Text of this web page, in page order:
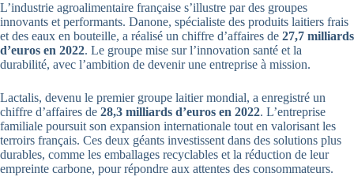
L’industrie agroalimentaire française s’illustre par des groupes
innovants et performants. Danone, spécialiste des produits laitiers frais
et des eaux en bouteille, a réalisé un chiffre d’affaires de 27,7 milliards
d’euros en 2022. Le groupe mise sur l’innovation santé et la
durabilité, avec l’ambition de devenir une entreprise à mission.
Lactalis, devenu le premier groupe laitier mondial, a enregistré un
chiffre d’affaires de 28,3 milliards d’euros en 2022. L’entreprise
familiale poursuit son expansion internationale tout en valorisant les
terroirs français. Ces deux géants investissent dans des solutions plus
durables, comme les emballages recyclables et la réduction de leur
empreinte carbone, pour répondre aux attentes des consommateurs.